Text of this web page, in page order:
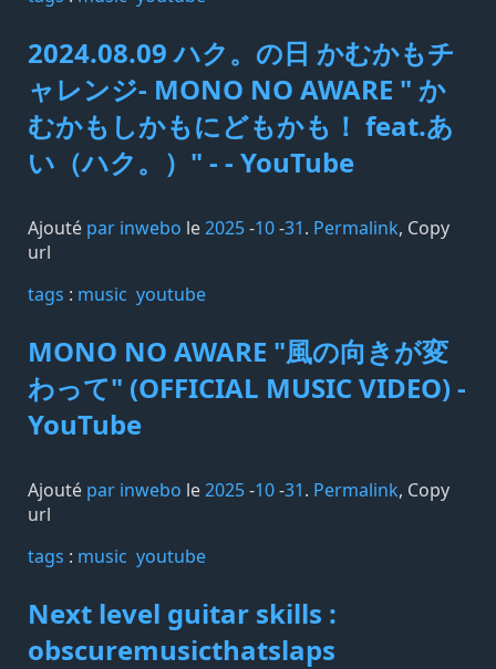
2024.08.09 ハク。の日 かむかもチ
ャレンジ- MONO NO AWARE " か
むかもしかもにどもかも！ feat.あ
い（ハク。）" - - YouTube
Ajouté par inwebo le2025-10-31. Permalink, Copy
url
tags️ : music youtube
MONO NO AWARE "風の向きが変
わって" (OFFICIAL MUSIC VIDEO) -
YouTube
Ajouté par inwebo le2025-10-31. Permalink, Copy
url
tags️ : music youtube
Next level guitar skills :
obscuremusicthatslaps